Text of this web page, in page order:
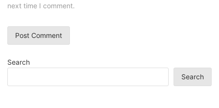
next time I comment.
Search
Search